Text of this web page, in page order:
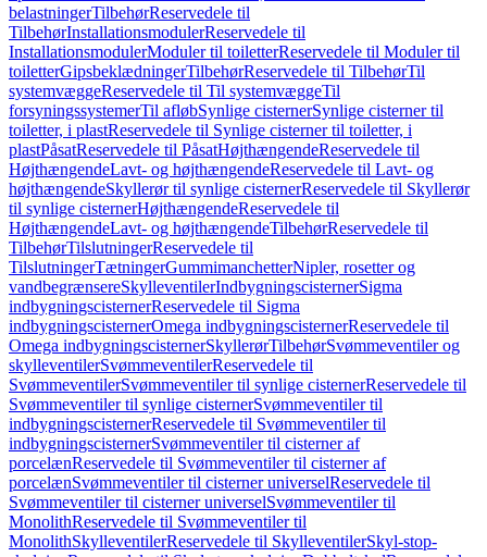
belastningerTilbehørReservedele til
TilbehørInstallationsmodulerReservedele til
InstallationsmodulerModuler til toiletterReservedele til Moduler til
toiletterGipsbeklædningerTilbehørReservedele til TilbehørTil
systemvæggeReservedele til Til systemvæggeTil
forsyningssystemerTil afløbSynlige cisternerSynlige cisterner til
toiletter, i plastReservedele til Synlige cisterner til toiletter, i
plastPåsatReservedele til PåsatHøjthængendeReservedele til
HøjthængendeLavt- og højthængendeReservedele til Lavt- og
højthængendeSkyllerør til synlige cisternerReservedele til Skyllerør
til synlige cisternerHøjthængendeReservedele til
HøjthængendeLavt- og højthængendeTilbehørReservedele til
TilbehørTilslutningerReservedele til
TilslutningerTætningerGummimanchetterNipler, rosetter og
vandbegrænsereSkylleventilerIndbygningscisternerSigma
indbygningscisternerReservedele til Sigma
indbygningscisternerOmega indbygningscisternerReservedele til
Omega indbygningscisternerSkyllerørTilbehørSvømmeventiler og
skylleventilerSvømmeventilerReservedele til
SvømmeventilerSvømmeventiler til synlige cisternerReservedele til
Svømmeventiler til synlige cisternerSvømmeventiler til
indbygningscisternerReservedele til Svømmeventiler til
indbygningscisternerSvømmeventiler til cisterner af
porcelænReservedele til Svømmeventiler til cisterner af
porcelænSvømmeventiler til cisterner universelReservedele til
Svømmeventiler til cisterner universelSvømmeventiler til
MonolithReservedele til Svømmeventiler til
MonolithSkylleventilerReservedele til SkylleventilerSkyl-stop-